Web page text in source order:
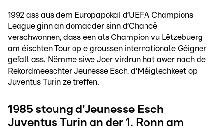
1992 ass aus dem Europapokal d‘UEFA Champions
League ginn an domadder sinn d‘Chancë
verschwonnen, dass een als Champion vu Lëtzebuerg
am éischten Tour op e groussen internationale Géigner
gefall ass. Nëmme siwe Joer virdrun hat awer nach de
Rekordmeeschter Jeunesse Esch, d‘Méiglechkeet op
Juventus Turin ze treffen.
1985 stoung d'Jeunesse Esch
Juventus Turin an der 1. Ronn am